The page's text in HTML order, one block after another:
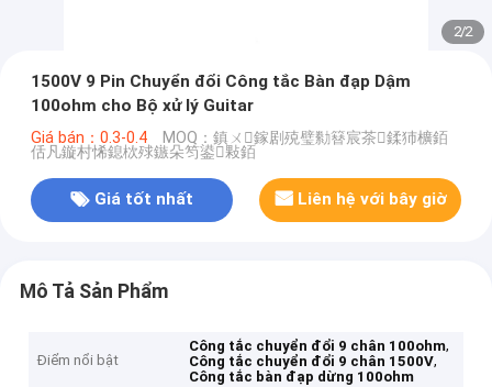
2/2
1500V 9 Pin Chuyển đổi Công tắc Bàn đạp Dậm
100ohm cho Bộ xử lý Guitar
Giá bán：0.3-0.4 MOQ：鎮ㄨ鎵剧殑璧勬簮宸茶鍒犻櫎銆
佸凡鏇村悕鎴栨殏鏃朵笉鍙敤銆
Giá tốt nhất Liên hệ với bây giờ
Mô Tả Sản Phẩm
Điểm nổi bật
Công tắc chuyển đổi 9 chân 100ohm,
Công tắc chuyển đổi 9 chân 1500V,
Công tắc bàn đạp dừng 100ohm